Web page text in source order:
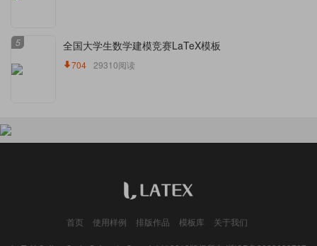
5 全国大学生数学建模竞赛LaTeX模板
704 29310阅读
首页 使用样例 排版作品 模板库 关于我们